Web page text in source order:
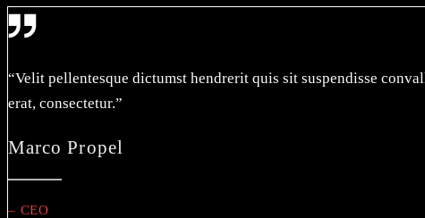
“Velit pellentesque dictumst hendrerit quis sit suspendisse
erat, consectetur.”
Marco Propel
– CEO